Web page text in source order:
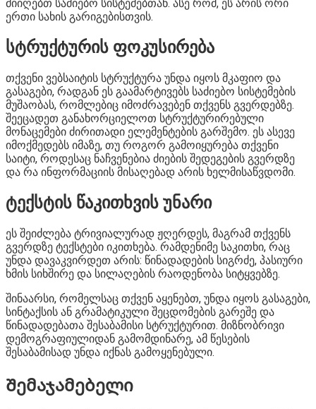
მიიღებთ საძიებო სისტემებთან. ასე რომ, ეს არის ორი
ერთი სახის გარიგებისთვის.
სტრუქტურის ფოკუსირება
თქვენი ვებსაიტის სტრუქტურა უნდა იყოს მკაფიო და
გასაგები, რადგან ეს გაამარტივებს საძიებო სისტემების
მუშაობას, რომლებიც იმოძრავებენ თქვენს გვერდებზე.
შეეცადეთ განახორციელოთ სტრუქტურირებული
მონაცემები ძირითადი ელემენტების გარშემო. ეს ასევე
იმოქმედებს იმაზე, თუ როგორ გამოიყურება თქვენი
საიტი, როდესაც ნაჩვენებია ძიების შედეგების გვერდზე
და რა ინფორმაციის მისაღებად არის ხელმისაწვდომი.
ტექსტის წაკითხვის უნარი
ეს შეიძლება ტრივიალურად ჟღერდეს, მაგრამ თქვენს
გვერდზე ტექსტები იკითხება. რამდენიმე საკითხი, რაც
უნდა დავაკვირდეთ არის: წინადადების სიგრძე, პასიური
ხმის სიხშირე და სილაღების რაოდენობა სიტყვებზე.
შინაარსი, რომელსაც თქვენ აყენებთ, უნდა იყოს გასაგები,
სინტაქსის ან გრამატიკული შეცდომების გარეშე და
წინადადებათა შესაბამისი სტრუქტურით. მიზნობრივი
დემოგრაფიულიდან გამომდინარე, ამ წესების
შესაბამისად უნდა იქნას გამოყენებული.
Შემაჯამებელი